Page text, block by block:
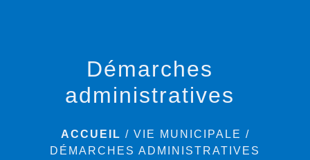
Démarches
administratives
ACCUEIL / VIE MUNICIPALE /
DÉMARCHES ADMINISTRATIVES